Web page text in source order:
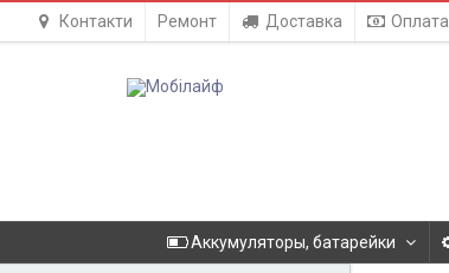
Контакти Ремонт Доставка Оплата
Аккумуляторы, батарейки